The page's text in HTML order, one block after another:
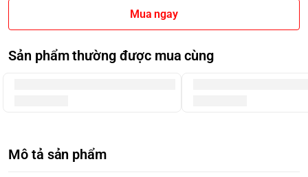
Mua ngay
Sản phẩm thường được mua cùng
Mô tả sản phẩm